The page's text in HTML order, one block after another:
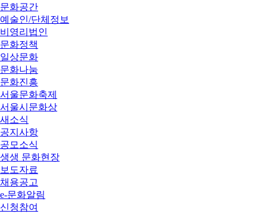
문화공간
예술인/단체정보
비영리법인
문화정책
일상문화
문화나눔
문화진흥
서울문화축제
서울시문화상
새소식
공지사항
공모소식
생생 문화현장
보도자료
채용공고
e-문화알림
신청참여